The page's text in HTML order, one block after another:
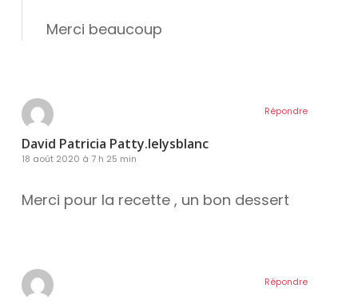
Merci beaucoup
David Patricia Patty.lelysblanc
18 août 2020 à 7 h 25 min
Merci pour la recette , un bon dessert
Répondre
Répondre